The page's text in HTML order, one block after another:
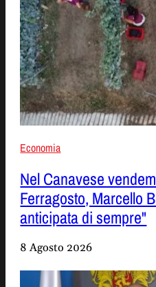
Economia
Nel Canavese
Ferragosto, Marcello
anticipata di sempre"
8 Agosto 2026